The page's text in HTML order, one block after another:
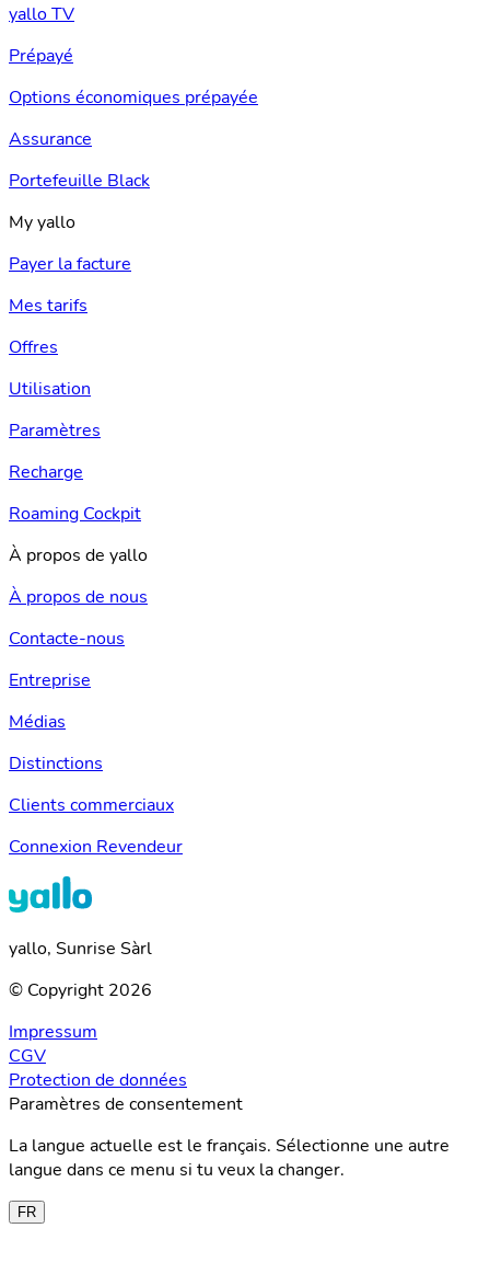
yallo TV
Prépayé
Options économiques prépayée
Assurance
Portefeuille Black
My yallo
Payer la facture
Mes tarifs
Offres
Utilisation
Paramètres
Recharge
Roaming Cockpit
À propos de yallo
À propos de nous
Contacte-nous
Entreprise
Médias
Distinctions
Clients commerciaux
Connexion Revendeur
yallo, Sunrise Sàrl
© Copyright 2026
Impressum
CGV
Protection de données
Paramètres de consentement
La langue actuelle est le français. Sélectionne une autre
langue dans ce menu si tu veux la changer.
FR